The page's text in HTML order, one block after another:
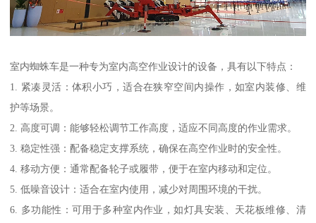
室内蜘蛛车是一种专为室内高空作业设计的设备，具有以下特点：
1. 紧凑灵活：体积小巧，适合在狭窄空间内操作，如室内装修、维
护等场景。
2. 高度可调：能够轻松调节工作高度，适应不同高度的作业需求。
3. 稳定性强：配备稳定支撑系统，确保在高空作业时的安全性。
4. 移动方便：通常配备轮子或履带，便于在室内移动和定位。
5. 低噪音设计：适合在室内使用，减少对周围环境的干扰。
6. 多功能性：可用于多种室内作业，如灯具安装、天花板维修、清